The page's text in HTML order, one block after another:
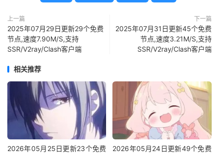
上一篇
2025年07月29日更新29个免费
节点,速度7.90M/S,支持
SSR/V2ray/Clash客户端
下一篇
2025年07月31日更新45个免费
节点,速度3.21M/S,支持
SSR/V2ray/Clash客户端
相关推荐
2026年05月25日更新23个免费
2026年05月24日更新49个免费